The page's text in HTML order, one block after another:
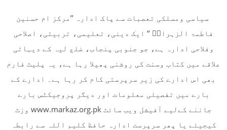
content
سیاسی ومسلکی تعصبات سے پاک ادارہ ’’مرکز ام حسنین
فاطمۃ الزہراءؓ ‘‘ ایک دینی، تعلیمی، تربیتی، اصلاحی
وفلاحی ادارہ ہے، جو جنوبی پنجاب، ضلع لیہ کے دیہاتی
علاقے میں کتاب وسنت کی روشنی پھیلا رہا ہے، یہ پلیٹ فارم
بھی اس ادارے کی زیر سرپرستی کام کر رہا ہے۔ ادارے کے
بارے میں تفصیلی معلومات اور دیگر پروجیکٹس بارے
جاننے کےلیے آفیشل ویب سائٹ www.markaz.org.pk وزٹ
کیجیئے یا پھر سرپرست ادارہ حافظ کلیم اللہ سے رابطہ